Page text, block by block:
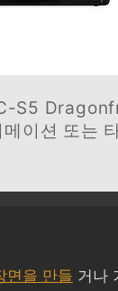
S5
이션 또는
면을 만들 거나